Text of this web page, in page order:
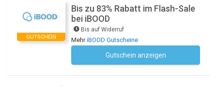
GUTSCHEIN
Bis zu 83% Rabatt im Flash-Sale
bei iBOOD
Bis auf Widerruf
MehriBOOD Gutscheine
Gutschein anzeigen